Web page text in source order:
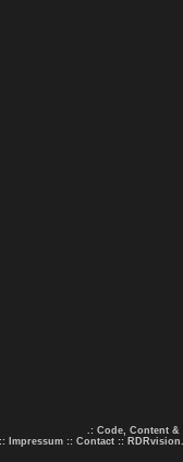
.: Code, Content &
:: Impressum :: Contact ::